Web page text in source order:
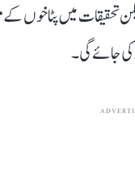
میں پٹاخوں کے
جائے گی۔